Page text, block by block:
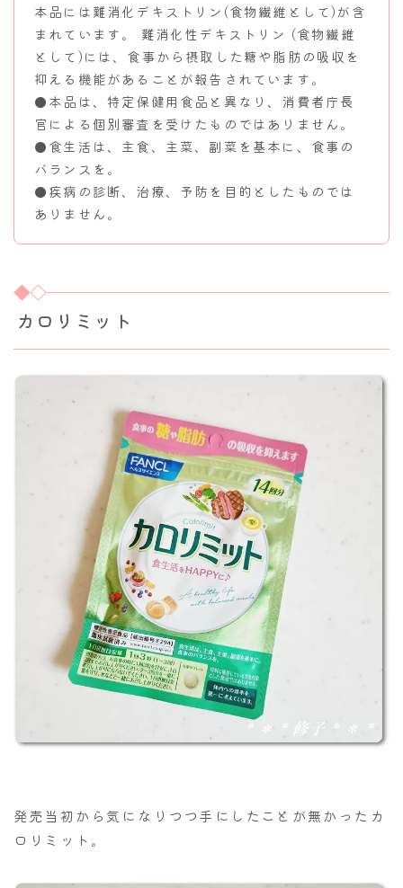
本品には難消化デキストリン(食物繊維として)が含
まれています。 難消化性デキストリン (食物繊維
として)には、食事から摂取した糖や脂肪の吸収を
抑える機能があることが報告されています。
●本品は、特定保健用食品と異なり、消費者庁長
官による個別審査を受けたものではありません。
●食生活は、主食、主菜、副菜を基本に、食事の
バランスを。
●疾病の診断、治療、予防を目的としたものでは
ありません。
カロリミット
発売当初から気になりつつ手にしたことが無かったカ
ロリミット。